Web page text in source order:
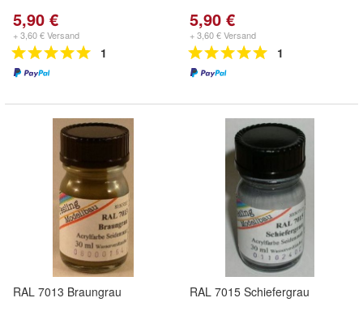
5,90 €
+ 3,60 € Versand
1
5,90 €
+ 3,60 € Versand
1
RAL 7013 Braungrau RAL 7015 Schiefergrau